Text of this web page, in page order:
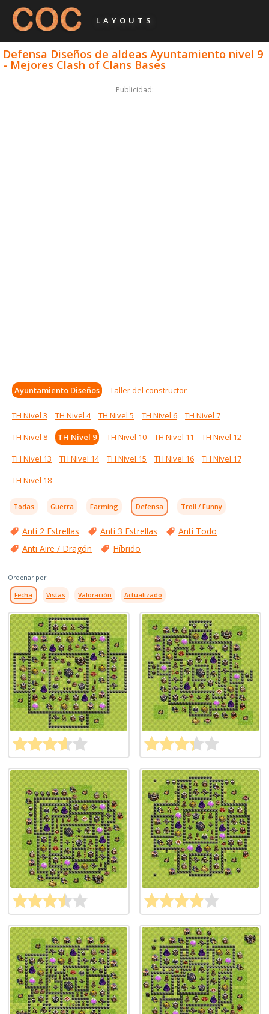
LAYOUTS
Defensa Diseños de aldeas Ayuntamiento nivel 9
- Mejores Clash of Clans Bases
Publicidad:
Ayuntamiento Diseños Taller del constructor
TH Nivel 3 TH Nivel 4 TH Nivel 5 TH Nivel 6
TH Nivel 7
TH Nivel 8
TH Nivel 9 TH Nivel 10 TH Nivel 11
TH Nivel 12
TH Nivel 13
TH Nivel 14 TH Nivel 15 TH Nivel 16
TH Nivel 17
TH Nivel 18
Todas Guerra Farming Defensa Troll / Funny
Anti 2 Estrellas Anti 3 Estrellas
Anti Todo
Anti Aire / Dragón
Híbrido
Ordenar por:
Fecha Vistas Valoración Actualizado